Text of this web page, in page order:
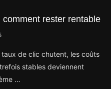
comment rester rentable
de clic chutent, les coûts
stables deviennent
…